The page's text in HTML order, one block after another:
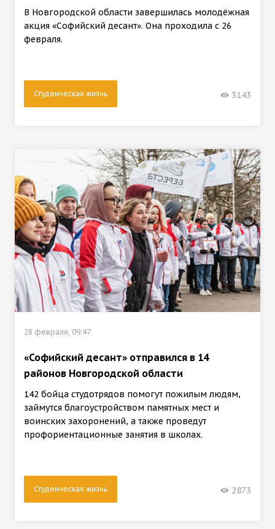
В Новгородской области завершилась молодёжная
акция «Софийский десант». Она проходила с 26
февраля.
Студенческая жизнь 3143
28 февраля, 09:47
«Софийский десант» отправился в 14
районов Новгородской области
142 бойца студотрядов помогут пожилым людям,
займутся благоустройством памятных мест и
воинских захоронений, а также проведут
профориентационные занятия в школах.
Студенческая жизнь 2873